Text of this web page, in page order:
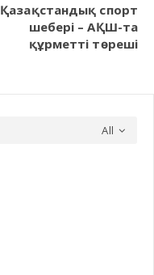
Қазақстандық спорт
шебері – АҚШ-та
құрметті төреші
All